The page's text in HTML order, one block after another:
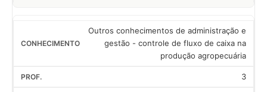
Outros conhecimentos de administração e
gestão - controle de fluxo de caixa na
produção agropecuária
3